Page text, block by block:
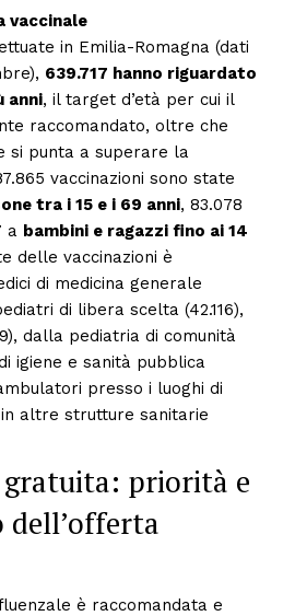
vaccinale
in Emilia-Romagna (dati
639.717 hanno riguardato
anni, il target d’età per cui il
raccomandato, oltre che
si punta a superare la
vaccinazioni sono state
tra i 15 e i 69 anni, 83.078
a bambini e ragazzi fino ai 14
delle vaccinazioni è
di medicina generale
di libera scelta (42.116),
dalla pediatria di comunità
igiene e sanità pubblica
presso i luoghi di
altre strutture sanitarie
gratuita: priorità e
è raccomandata e